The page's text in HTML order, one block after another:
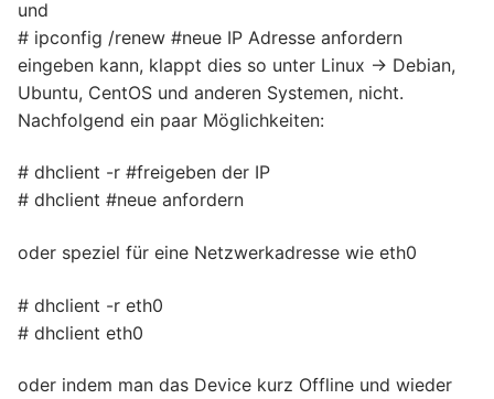
und
# ipconfig /renew #neue IP Adresse anfordern
eingeben kann, klappt dies so unter Linux -> Debian,
Ubuntu, CentOS und anderen Systemen, nicht.
Nachfolgend ein paar Möglichkeiten:
# dhclient -r #freigeben der IP
# dhclient #neue anfordern
oder speziel für eine Netzwerkadresse wie eth0
# dhclient -r eth0
# dhclient eth0
oder indem man das Device kurz Offline und wieder